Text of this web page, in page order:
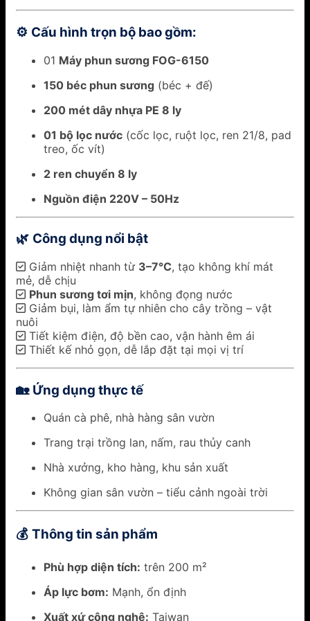
⚙️ Cấu hình trọn bộ bao gồm:
01 Máy phun sương FOG-6150
150 béc phun sương (béc + đế)
200 mét dây nhựa PE 8 ly
01 bộ lọc nước (cốc lọc, ruột lọc, ren 21/8, pad
treo, ốc vít)
2 ren chuyển 8 ly
Nguồn điện 220V – 50Hz
🌿 Công dụng nổi bật
✅ Giảm nhiệt nhanh từ 3–7°C, tạo không khí mát
mẻ, dễ chịu
✅ Phun sương tơi mịn, không đọng nước
✅ Giảm bụi, làm ẩm tự nhiên cho cây trồng – vật
nuôi
✅ Tiết kiệm điện, độ bền cao, vận hành êm ái
✅ Thiết kế nhỏ gọn, dễ lắp đặt tại mọi vị trí
🏡 Ứng dụng thực tế
Quán cà phê, nhà hàng sân vườn
Trang trại trồng lan, nấm, rau thủy canh
Nhà xưởng, kho hàng, khu sản xuất
Không gian sân vườn – tiểu cảnh ngoài trời
💰 Thông tin sản phẩm
Phù hợp diện tích: trên 200 m²
Áp lực bơm: Mạnh, ổn định
Xuất xứ công nghệ: Taiwan